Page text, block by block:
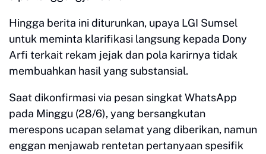
Hingga berita ini diturunkan, upaya LGI Sumsel
untuk meminta klarifikasi langsung kepada Dony
Arfi terkait rekam jejak dan pola karirnya tidak
membuahkan hasil yang substansial.
Saat dikonfirmasi via pesan singkat WhatsApp
pada Minggu (28/6), yang bersangkutan
merespons ucapan selamat yang diberikan, namun
enggan menjawab rentetan pertanyaan spesifik